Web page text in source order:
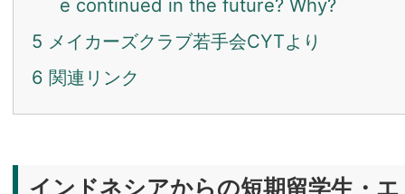
e continued in the future? Why?
5 メイカーズクラブ若手会CYTより
6 関連リンク
インドネシアからの短期留学生・エ